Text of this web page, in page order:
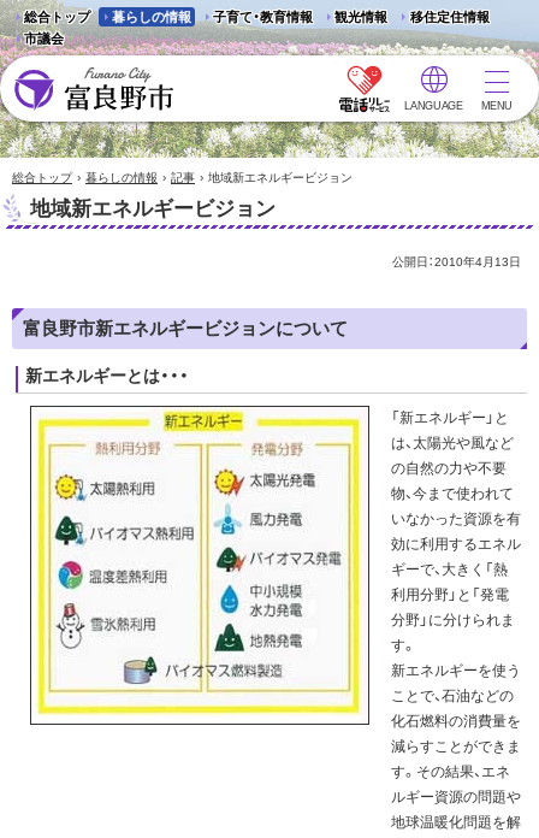
総合トップ 暮らしの情報 子育て・教育情報 観光情報
移住定住情報
市議会
富良野市 - Frano City
LANGUAGE MENU
総合トップ › 暮らしの情報 › 記事 › 地域新エネルギービジョン
地域新エネルギービジョン
公開日：2010年4月13日
富良野市新エネルギービジョンについて
新エネルギーとは・・・
「新エネルギー」と
は、太陽光や風など
の自然の力や不要
物、今まで使われて
いなかった資源を有
効に利用するエネル
ギーで、大きく「熱
利用分野」と「発電
分野」に分けられま
す。
新エネルギーを使う
ことで、石油などの
化石燃料の消費量を
減らすことができま
す。その結果、エネ
ルギー資源の問題や
地球温暖化問題を解